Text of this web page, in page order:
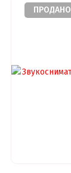
ПРОДАНО